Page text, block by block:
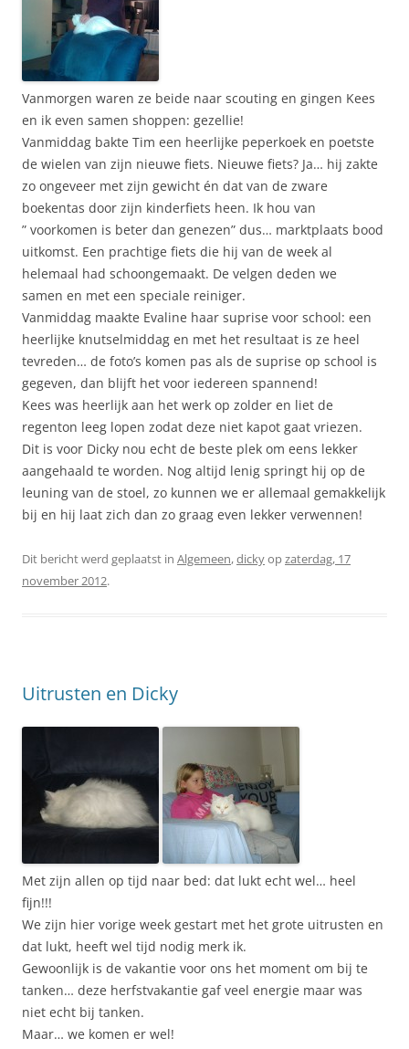
Vanmorgen waren ze beide naar scouting en gingen Kees
en ik even samen shoppen: gezellie!
Vanmiddag bakte Tim een heerlijke peperkoek en poetste
de wielen van zijn nieuwe fiets. Nieuwe fiets? Ja… hij zakte
zo ongeveer met zijn gewicht én dat van de zware
boekentas door zijn kinderfiets heen. Ik hou van
” voorkomen is beter dan genezen” dus… marktplaats bood
uitkomst. Een prachtige fiets die hij van de week al
helemaal had schoongemaakt. De velgen deden we
samen en met een speciale reiniger.
Vanmiddag maakte Evaline haar suprise voor school: een
heerlijke knutselmiddag en met het resultaat is ze heel
tevreden… de foto’s komen pas als de suprise op school is
gegeven, dan blijft het voor iedereen spannend!
Kees was heerlijk aan het werk op zolder en liet de
regenton leeg lopen zodat deze niet kapot gaat vriezen.
Dit is voor Dicky nou echt de beste plek om eens lekker
aangehaald te worden. Nog altijd lenig springt hij op de
leuning van de stoel, zo kunnen we er allemaal gemakkelijk
bij en hij laat zich dan zo graag even lekker verwennen!
Dit bericht werd geplaatst in Algemeen,dickyopzaterdag, 17
november 2012.
Uitrusten en Dicky
Met zijn allen op tijd naar bed: dat lukt echt wel… heel
fijn!!!
We zijn hier vorige week gestart met het grote uitrusten en
dat lukt, heeft wel tijd nodig merk ik.
Gewoonlijk is de vakantie voor ons het moment om bij te
tanken… deze herfstvakantie gaf veel energie maar was
niet echt bij tanken.
Maar… we komen er wel!